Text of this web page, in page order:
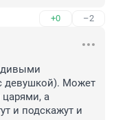
+0 –2
девушкой). Может
а
и подскажут и